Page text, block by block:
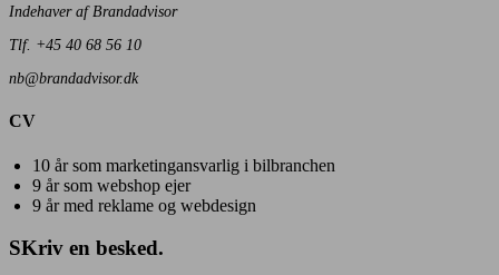
Indehaver af Brandadvisor
Tlf. +45 40 68 56 10
nb@brandadvisor.dk
CV
10 år som marketingansvarlig i bilbranchen
9 år som webshop ejer
9 år med reklame og webdesign
SKriv en besked.